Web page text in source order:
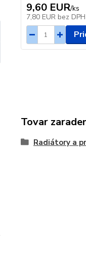
9,60 EUR/ks
7,80 EUR bez DPH
Tovar
Radiátory a